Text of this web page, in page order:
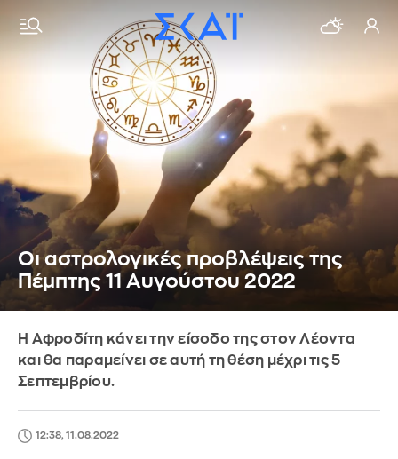
Οι αστρολογικές προβλέψεις της
Πέμπτης 11 Αυγούστου 2022
Η Αφροδίτη κάνει την είσοδο της στον Λέοντα
και θα παραμείνει σε αυτή τη θέση μέχρι τις 5
Σεπτεμβρίου.
12:38, 11.08.2022